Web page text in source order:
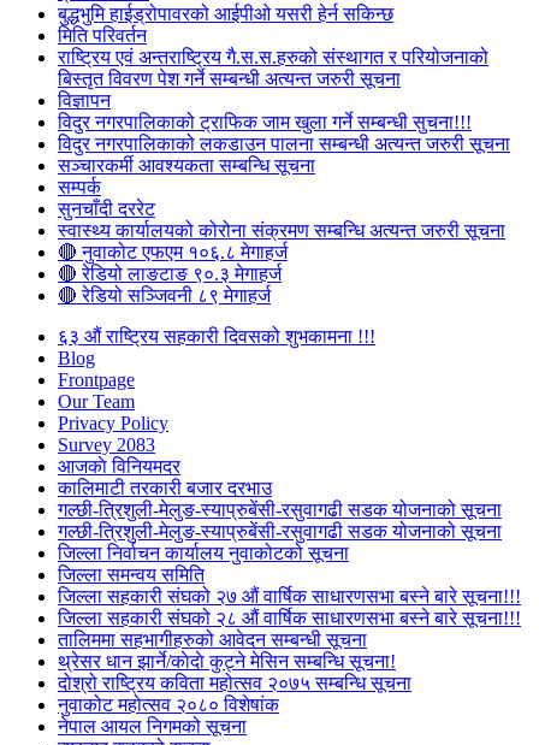
बुद्धभुमि हाईड्रोपावरको आईपीओ यसरी हेर्न सकिन्छ
मिति परिवर्तन
राष्ट्रिय एवं अन्तराष्ट्रिय गै.स.स.हरुको संस्थागत र परियोजनाको
बिस्तृत विवरण पेश गर्ने सम्बन्धी अत्यन्त जरुरी सूचना
विज्ञापन
विदुर नगरपालिकाको ट्राफिक जाम खुला गर्ने सम्बन्धी सुचना!!!
विदुर नगरपालिकाको लकडाउन पालना सम्बन्धी अत्यन्त जरुरी सूचना
सञ्चारकर्मी आवश्यकता सम्बन्धि सूचना
सम्पर्क
सुनचाँदी दररेट
स्वास्थ्य कार्यालयको कोरोना संक्रमण सम्बन्धि अत्यन्त जरुरी सूचना
🔴 नुवाकोट एफएम १०६.८ मेगाहर्ज
🔴 रेडियो लाङटाङ ९०.३ मेगाहर्ज
🔴 रेडियो सञ्जिवनी ८९ मेगाहर्ज
६३ औं राष्ट्रिय सहकारी दिवसको शुभकामना !!!
Blog
Frontpage
Our Team
Privacy Policy
Survey 2083
आजकाे विनियमदर
कालिमाटी तरकारी बजार दरभाउ
गल्छी-त्रिशुली-मेलुङ-स्याप्रुबेंसी-रसुवागढी सडक योजनाको सूचना
गल्छी-त्रिशुली-मेलुङ-स्याप्रुबेंसी-रसुवागढी सडक योजनाको सूचना
जिल्ला निर्वाचन कार्यालय नुवाकोटको सूचना
जिल्ला समन्वय समिति
जिल्ला सहकारी संघको २७ औं वार्षिक साधारणसभा बस्ने बारे सूचना!!!
जिल्ला सहकारी संघको २८ औं वार्षिक साधारणसभा बस्ने बारे सूचना!!!
तालिममा सहभागीहरुको आवेदन सम्बन्धी सूचना
थ्रेसर धान झार्ने/काेदाे कुट्ने मेसिन सम्बन्धि सूचना!
दोश्रो राष्ट्रिय कविता महोत्सव २०७५ सम्बन्धि सूचना
नुवाकोट महोत्सव २०८० विशेषांक
नेपाल आयल निगमको सूचना